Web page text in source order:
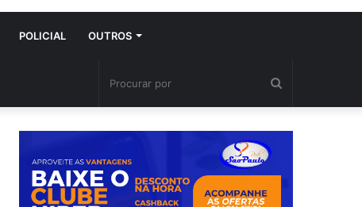
POLICIAL OUTROS
por